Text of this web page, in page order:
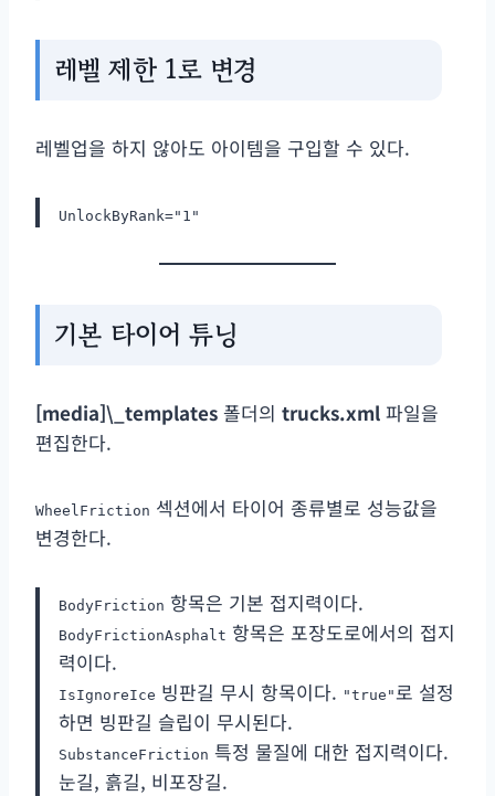
레벨 제한 1로 변경
레벨업을 하지 않아도 아이템을 구입할 수 있다.
UnlockByRank="1"
기본 타이어 튜닝
[media]\_templates 폴더의 trucks.xml 파일을
편집한다.
WheelFriction 섹션에서 타이어 종류별로 성능값을
변경한다.
BodyFriction 항목은 기본 접지력이다.
BodyFrictionAsphalt 항목은 포장도로에서의 접지
력이다.
IsIgnoreIce 빙판길 무시 항목이다. "true"로 설정
하면 빙판길 슬립이 무시된다.
SubstanceFriction 특정 물질에 대한 접지력이다.
눈길, 흙길, 비포장길.